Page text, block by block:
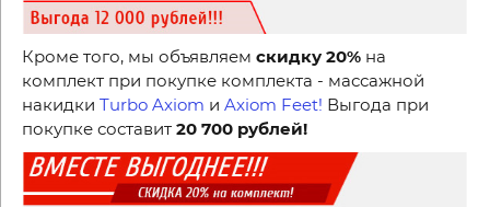
Кроме того, мы объявляем скидку 20% на
комплект при покупке комплекта - массажной
накидки Turbo Axiom и Axiom Feet! Выгода при
покупке составит 20 700 рублей!